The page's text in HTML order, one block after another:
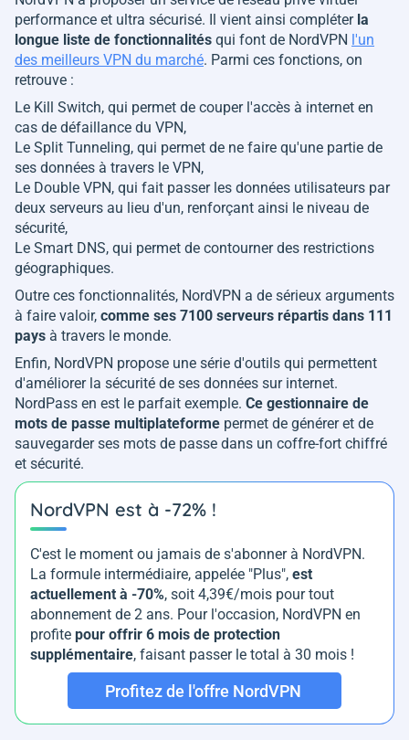
performance et ultra sécurisé. Il vient ainsi compléter la
longue liste de fonctionnalités qui font de NordVPN l'un
des meilleurs VPN du marché. Parmi ces fonctions, on
retrouve :
Le Kill Switch, qui permet de couper l'accès à internet en
cas de défaillance du VPN,
Le Split Tunneling, qui permet de ne faire qu'une partie de
ses données à travers le VPN,
Le Double VPN, qui fait passer les données utilisateurs par
deux serveurs au lieu d'un, renforçant ainsi le niveau de
sécurité,
Le Smart DNS, qui permet de contourner des restrictions
géographiques.
Outre ces fonctionnalités, NordVPN a de sérieux arguments
à faire valoir, comme ses 7100 serveurs répartis dans 111
pays à travers le monde.
Enfin, NordVPN propose une série d'outils qui permettent
d'améliorer la sécurité de ses données sur internet.
NordPass en est le parfait exemple. Ce gestionnaire de
mots de passe multiplateforme permet de générer et de
sauvegarder ses mots de passe dans un coffre-fort chiffré
et sécurité.
NordVPN est à -72% !
C'est le moment ou jamais de s'abonner à NordVPN.
La formule intermédiaire, appelée "Plus", est
actuellement à -70%, soit 4,39€/mois pour tout
abonnement de 2 ans. Pour l'occasion, NordVPN en
profite pour offrir 6 mois de protection
supplémentaire, faisant passer le total à 30 mois !
Profitez de l'offre NordVPN